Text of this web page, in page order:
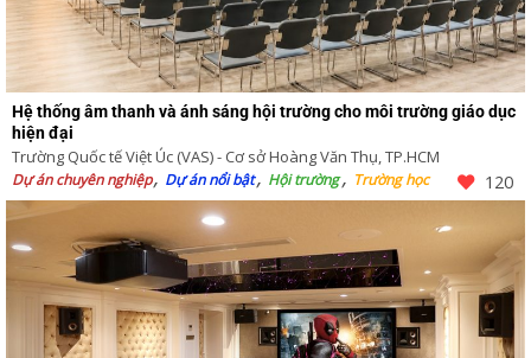
Hệ thống âm thanh và ánh sáng hội trường cho môi trường giáo dục
hiện đại
Trường Quốc tế Việt Úc (VAS) - Cơ sở Hoàng Văn Thụ, TP.HCM
Dự án chuyên nghiệp Dự án nổi bật Hội trường Trường học 120